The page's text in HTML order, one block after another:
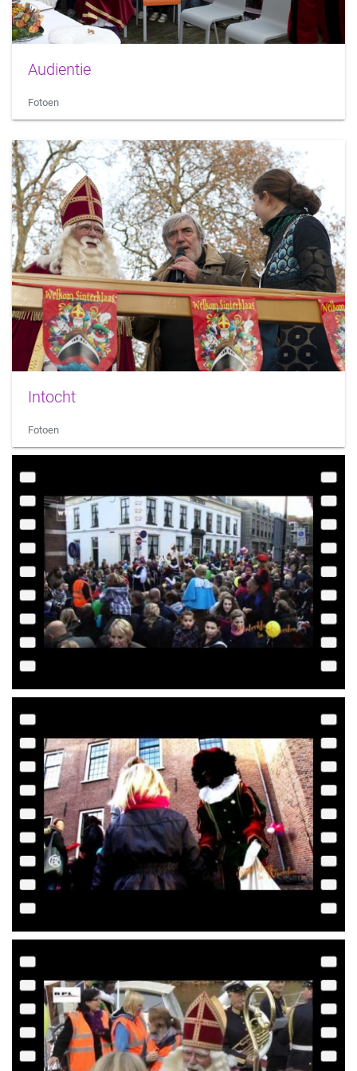
Audientie
Fotoen
Intocht
Fotoen